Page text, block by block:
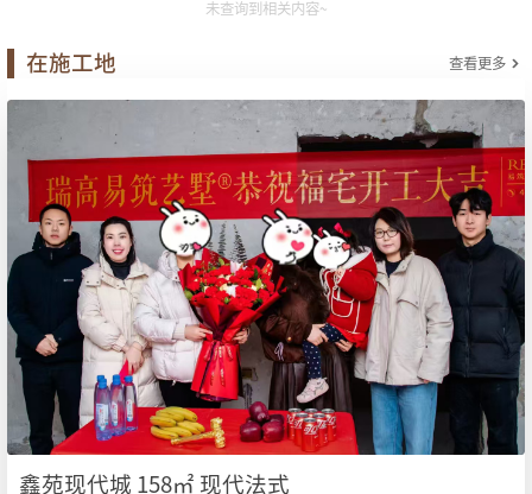
未查询到相关内容~
在施工地 查看更多
鑫苑现代城 158㎡ 现代法式